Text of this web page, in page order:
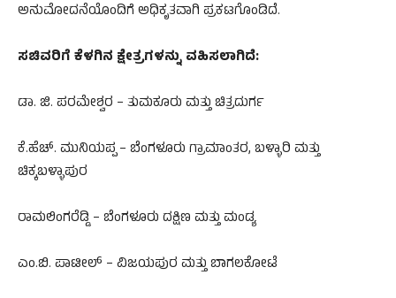
ಅನುಮೋದನೆಯೊಂದಿಗೆ ಅಧಿಕೃತವಾಗಿ ಪ್ರಕಟಗೊಂಡಿದೆ.
ಸಚಿವರಿಗೆ ಕೆಳಗಿನ ಕ್ಷೇತ್ರಗಳನ್ನು ವಹಿಸಲಾಗಿದೆ:
ಡಾ. ಜಿ. ಪರಮೇಶ್ವರ – ತುಮಕೂರು ಮತ್ತು ಚಿತ್ರದುರ್ಗ
ಕೆ.ಹೆಚ್. ಮುನಿಯಪ್ಪ – ಬೆಂಗಳೂರು ಗ್ರಾಮಾಂತರ, ಬಳ್ಳಾರಿ ಮತ್ತು
ಚಿಕ್ಕಬಳ್ಳಾಪುರ
ರಾಮಲಿಂಗರೆಡ್ಡಿ – ಬೆಂಗಳೂರು ದಕ್ಷಿಣ ಮತ್ತು ಮಂಡ್ಯ
ಎಂ.ಬಿ. ಪಾಟೀಲ್ – ವಿಜಯಪುರ ಮತ್ತು ಬಾಗಲಕೋಟೆ